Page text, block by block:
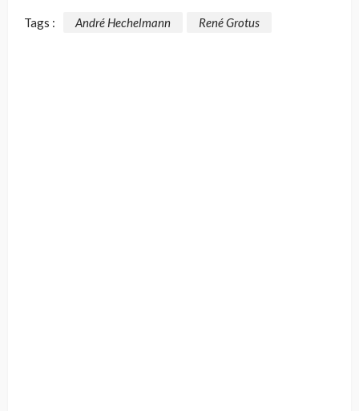
Tags : André Hechelmann René Grotus